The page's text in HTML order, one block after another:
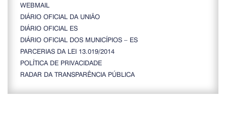
WEBMAIL
DIÁRIO OFICIAL DA UNIÃO
DIÁRIO OFICIAL ES
DIÁRIO OFICIAL DOS MUNICÍPIOS – ES
PARCERIAS DA LEI 13.019/2014
POLÍTICA DE PRIVACIDADE
RADAR DA TRANSPARÊNCIA PÚBLICA